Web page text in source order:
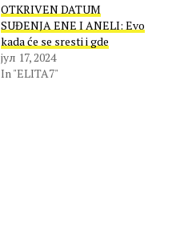
OTKRIVEN DATUM
SUĐENJA ENE I ANELI: Evo
kada će se sresti i gde
јул 17, 2024
In "ELITA7"